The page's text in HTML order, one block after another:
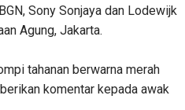
Sony Sonjaya dan Lodewijk
Agung, Jakarta.
tahanan berwarna merah
komentar kepada awak